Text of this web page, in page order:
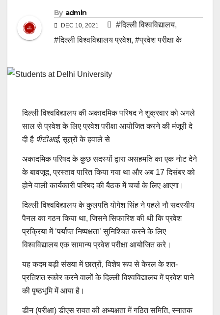
By admin
DEC 10, 2021 #दिल्ली विश्वविद्यालय,
#दिल्ली विश्वविद्यालय प्रवेश, #प्रवेश परीक्षा के
दिल्ली विश्वविद्यालय की अकादमिक परिषद ने शुक्रवार को अगले
साल से प्रवेश के लिए प्रवेश परीक्षा आयोजित करने की मंजूरी दे
दी है पीटीआई, सूत्रों के हवाले से
अकादमिक परिषद के कुछ सदस्यों द्वारा असहमति का एक नोट देने
के बावजूद, प्रस्ताव पारित किया गया था और अब 17 दिसंबर को
होने वाली कार्यकारी परिषद की बैठक में चर्चा के लिए आएगा।
दिल्ली विश्वविद्यालय के कुलपति योगेश सिंह ने पहले नौ सदस्यीय
पैनल का गठन किया था, जिसने सिफारिश की थी कि प्रवेश
प्रक्रिया में ‘पर्याप्त निष्पक्षता’ सुनिश्चित करने के लिए
विश्वविद्यालय एक सामान्य प्रवेश परीक्षा आयोजित करे।
यह कदम बड़ी संख्या में छात्रों, विशेष रूप से केरल के शत-
प्रतिशत स्कोर करने वालों के दिल्ली विश्वविद्यालय में प्रवेश पाने
की पृष्ठभूमि में आया है।
डीन (परीक्षा) डीएस रावत की अध्यक्षता में गठित समिति, स्नातक